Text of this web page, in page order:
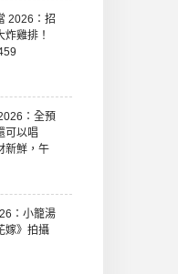
2026：招
雞排！
：全預
可以唱
新鮮，午
：小籠湯
嫁》拍攝